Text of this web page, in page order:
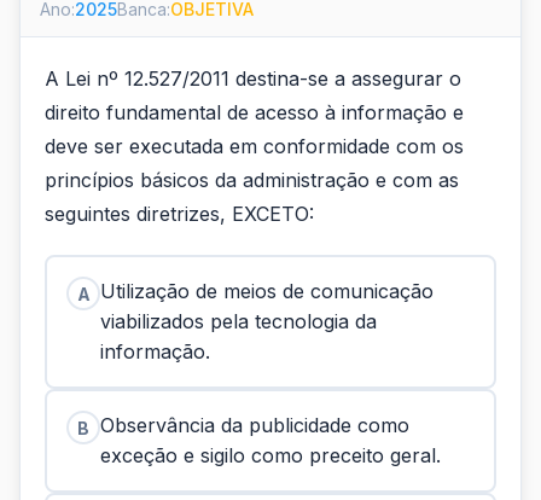
Ano:2025Banca:OBJETIVA
A Lei nº 12.527/2011 destina-se a assegurar o
direito fundamental de acesso à informação e
deve ser executada em conformidade com os
princípios básicos da administração e com as
seguintes diretrizes, EXCETO:
A Utilização de meios de comunicação
viabilizados pela tecnologia da
informação.
B Observância da publicidade como
exceção e sigilo como preceito geral.